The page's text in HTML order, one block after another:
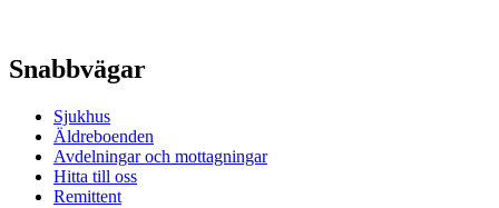
Snabbvägar
Sjukhus
Äldreboenden
Avdelningar och mottagningar
Hitta till oss
Remittent